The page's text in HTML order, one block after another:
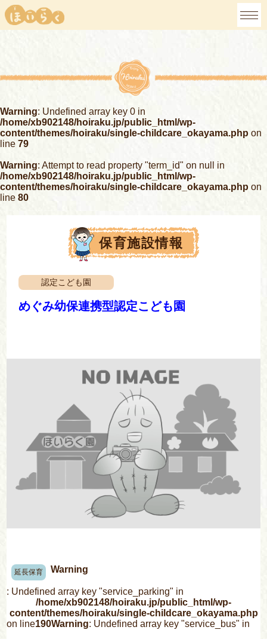
Warning: Undefined array key 0 in
/home/xb902148/hoiraku.jp/public_html/wp-
content/themes/hoiraku/single-childcare_okayama.php on
line 79
Warning: Attempt to read property "term_id" on null in
/home/xb902148/hoiraku.jp/public_html/wp-
content/themes/hoiraku/single-childcare_okayama.php on
line 80
保育施設情報
めぐみ幼保連携型認定こども園
認定こども園
延長保育 Warning
: Undefined array key "service_parking" in
/home/xb902148/hoiraku.jp/public_html/wp-
content/themes/hoiraku/single-childcare_okayama.php
on line190Warning: Undefined array key "service_bus" in